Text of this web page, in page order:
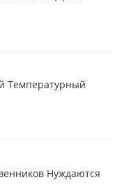
Температурный
Нуждаются